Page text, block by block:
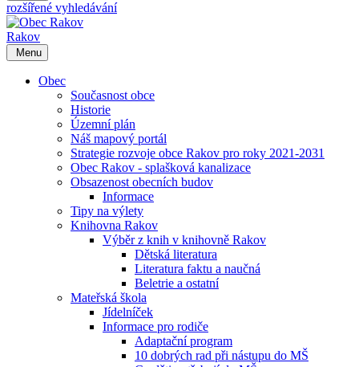
rozšířené vyhledávání
Rakov
Menu
Obec
Současnost obce
Historie
Územní plán
Náš mapový portál
Strategie rozvoje obce Rakov pro roky 2021-2031
Obec Rakov - splašková kanalizace
Obsazenost obecních budov
Informace
Tipy na výlety
Knihovna Rakov
Výběr z knih v knihovně Rakov
Dětská literatura
Literatura faktu a naučná
Beletrie a ostatní
Mateřská škola
Jídelníček
Informace pro rodiče
Adaptační program
10 dobrých rad při nástupu do MŠ